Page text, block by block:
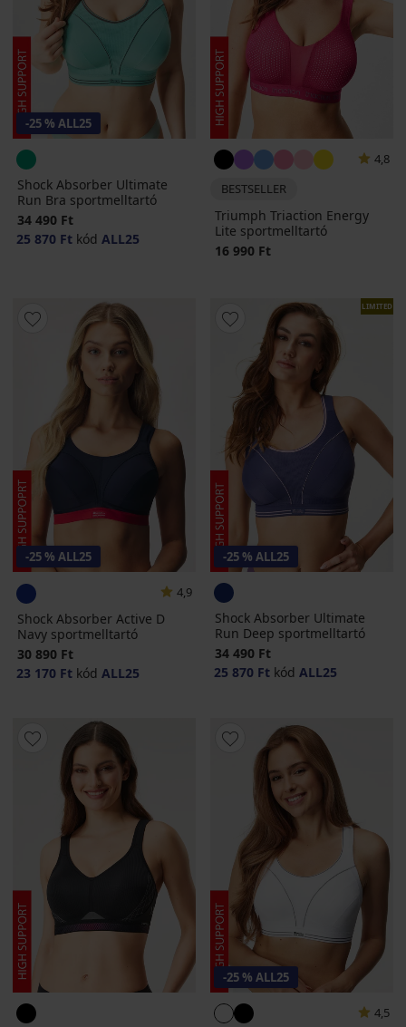
-25 % ALL25
Shock Absorber Ultimate
Run Bra sportmelltartó
34 490 Ft
25 870 Ft kód ALL25
4,8
BESTSELLER
Triumph Triaction Energy
Lite sportmelltartó
16 990 Ft
-25 % ALL25
4,9
Shock Absorber Active D
Navy sportmelltartó
30 890 Ft
23 170 Ft kód ALL25
LIMITED
-25 % ALL25
Shock Absorber Ultimate
Run Deep sportmelltartó
34 490 Ft
25 870 Ft kód ALL25
-25 % ALL25
4,5